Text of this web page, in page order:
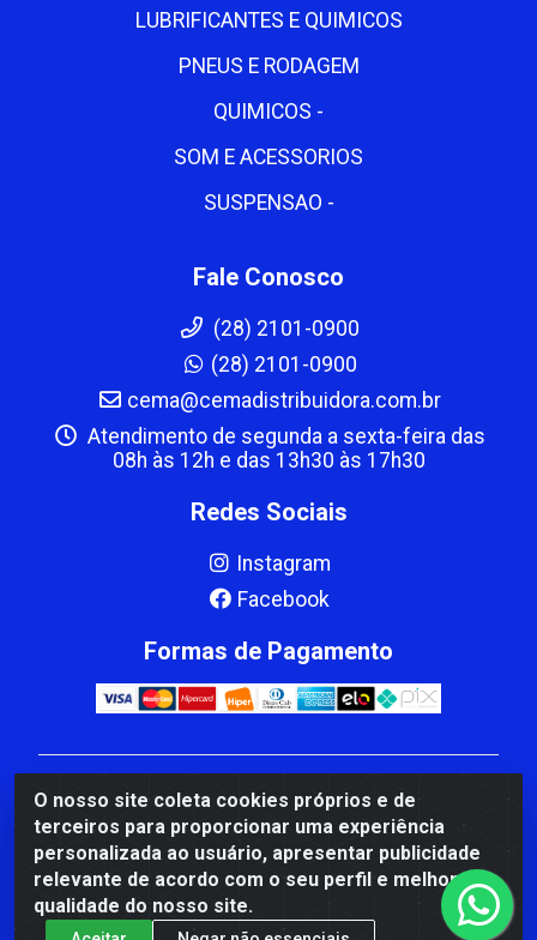
O nosso site coleta cookies próprios e de
terceiros para proporcionar uma experiência
personalizada ao usuário, apresentar publicidade
relevante de acordo com o seu perfil e melhorar a
qualidade do nosso site.
LUBRIFICANTES E QUIMICOS
PNEUS E RODAGEM
QUIMICOS -
SOM E ACESSORIOS
SUSPENSAO -
Fale Conosco
(28) 2101-0900
(28) 2101-0900
cema@cemadistribuidora.com.br
Atendimento de segunda a sexta-feira das
08h às 12h e das 13h30 às 17h30
Redes Sociais
Instagram
Facebook
Formas de Pagamento
CBP MACEDO COMERCIO PEÇAS LTDA Matriz - av
Mauro Miranda Madureira, 1249 - Coramara , Cachoeiro
de Itapemirim/ES - CEP 29.311-310 - CNPJ
00.502.680/0001-41